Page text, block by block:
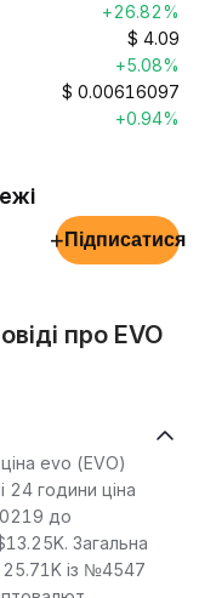
+26.82%
$ 4.09
+5.08%
$ 0.00616097
+0.94%
+ Підписатися
про EVO
evo (EVO)
24 години ціна
до
Загальна
із №4547